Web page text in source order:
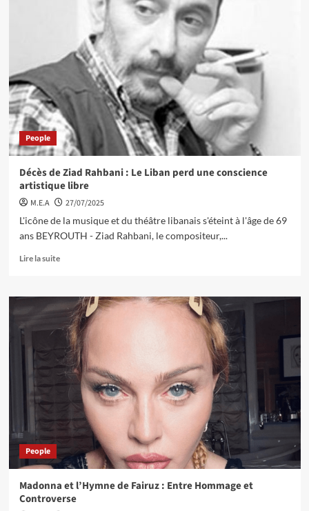
People
Décès de Ziad Rahbani : Le Liban perd une conscience
artistique libre
M.E.A
27/07/2025
L'icône de la musique et du théâtre libanais s'éteint à l'âge de 69
ans BEYROUTH - Ziad Rahbani, le compositeur,...
Lire la suite
People
Madonna et l’Hymne de Fairuz : Entre Hommage et
Controverse